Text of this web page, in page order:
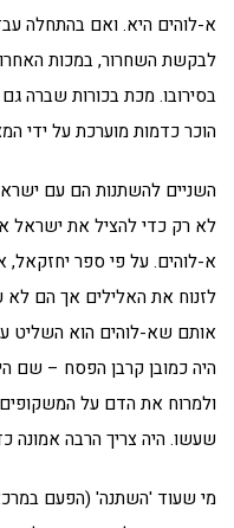
א-לוהים היא. ואם בהתחלה
לבקשת השחרור, במכות
בסירובו. מכת בכורות שברה
הוכר כדמות מוערכת על ידי
השניים להשתנות הם עם
לא רק כדי להציל את ישראל
א-לוהים. על פי ספר
לזנוח את האלילים אך הם
אותם שא-לוהים הוא השליט
היה כמובן קרבן הפסח – שם
ולמרוח את הדם על
שעשו. היה צריך הרבה אמונה
מי שעוד 'השתנה' (הפעם